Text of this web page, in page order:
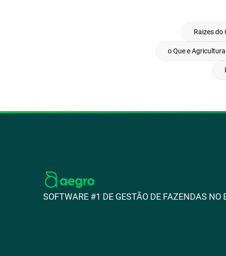
Raizes do
o Que e
SOFTWARE #1 DE GESTÃO DE FAZENDAS NO